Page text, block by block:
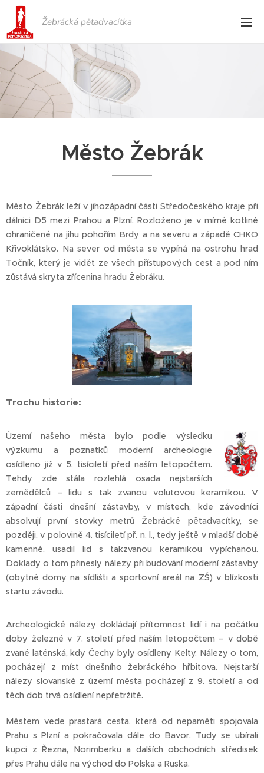
Žebrácká pětadvacítka
Město Žebrák
Město Žebrák leží v jihozápadní části Středočeského kraje při
dálnici D5 mezi Prahou a Plzní. Rozloženo je v mírné kotlině
ohraničené na jihu pohořím Brdy a na severu a západě CHKO
Křivoklátsko. Na sever od města se vypíná na ostrohu hrad
Točník, který je vidět ze všech přístupových cest a pod ním
zůstává skryta zřícenina hradu Žebráku.
Trochu historie:
Území našeho města bylo podle výsledku
výzkumu a poznatků moderní archeologie
osídleno již v 5. tisíciletí před naším letopočtem.
Tehdy zde stála rozlehlá osada nejstarších
zemědělců – lidu s tak zvanou volutovou keramikou. V
západní části dnešní zástavby, v místech, kde závodníci
absolvují první stovky metrů Žebrácké pětadvacítky, se
později, v polovině 4. tisíciletí př. n. l., tedy ještě v mladší době
kamenné, usadil lid s takzvanou keramikou vypíchanou.
Doklady o tom přinesly nálezy při budování moderní zástavby
(obytné domy na sídlišti a sportovní areál na ZŠ) v blízkosti
startu závodu.
Archeologické nálezy dokládají přítomnost lidí i na počátku
doby železné v 7. století před naším letopočtem – v době
zvané laténská, kdy Čechy byly osídleny Kelty. Nálezy o tom,
pocházejí z míst dnešního žebráckého hřbitova. Nejstarší
nálezy slovanské z území města pocházejí z 9. století a od
těch dob trvá osídlení nepřetržitě.
Městem vede prastará cesta, která od nepaměti spojovala
Prahu s Plzní a pokračovala dále do Bavor. Tudy se ubírali
kupci z Řezna, Norimberku a dalších obchodních středisek
přes Prahu dále na východ do Polska a Ruska.